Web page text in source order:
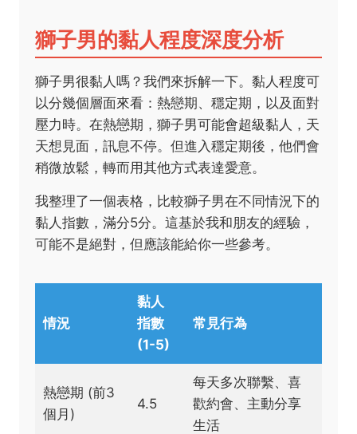
獅子男的黏人程度深度分析
獅子男很黏人嗎？我們來拆解一下。黏人程度可
以分幾個層面來看：熱戀期、穩定期，以及面對
壓力時。在熱戀期，獅子男可能會超級黏人，天
天想見面，訊息不停。但進入穩定期後，他們會
稍微放鬆，轉而用其他方式表達愛意。
我整理了一個表格，比較獅子男在不同情況下的
黏人指數，滿分5分。這基於我和朋友的經驗，
可能不是絕對，但應該能給你一些參考。
情況
黏人
指數
(1-5)
常見行為
熱戀期 (前3
個月)
4.5
每天多次聯繫、喜
歡約會、主動分享
生活